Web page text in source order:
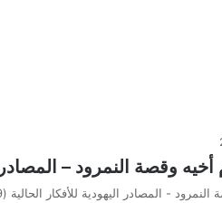
وقصة النمرود – المصادر
- المصادر اليهودية للأفكار الحالية (9)